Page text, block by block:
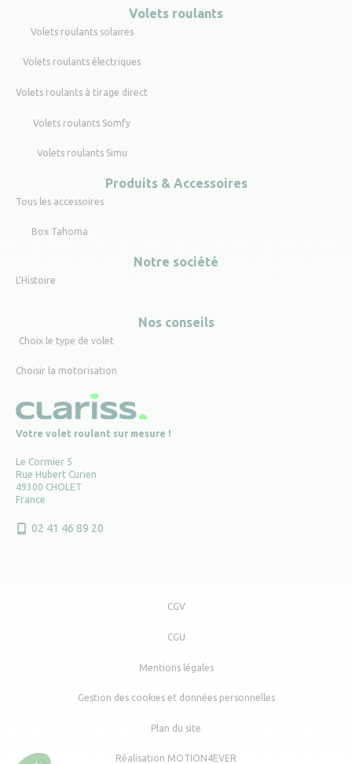
Volets roulants
Volets roulants solaires
Volets roulants électriques
Volets roulants à tirage direct
Volets roulants Somfy
Volets roulants Simu
Produits & Accessoires
Tous les accessoires
Box Tahoma
Notre société
L'Histoire
Nos conseils
Choix le type de volet
Choisir la motorisation
Votre volet roulant sur mesure !
Le Cormier 5
Rue Hubert Curien
49300 CHOLET
France
02 41 46 89 20
CGV
CGU
Mentions légales
Gestion des cookies et données personnelles
Plan du site
Réalisation MOTION4EVER